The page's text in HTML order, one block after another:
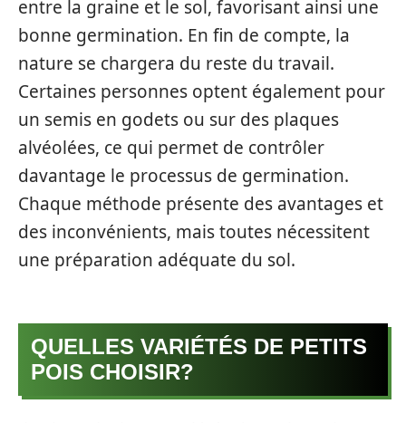
entre la graine et le sol, favorisant ainsi une
bonne germination. En fin de compte, la
nature se chargera du reste du travail.
Certaines personnes optent également pour
un semis en godets ou sur des plaques
alvéolées, ce qui permet de contrôler
davantage le processus de germination.
Chaque méthode présente des avantages et
des inconvénients, mais toutes nécessitent
une préparation adéquate du sol.
QUELLES VARIÉTÉS DE PETITS
POIS CHOISIR?